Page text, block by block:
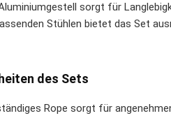
sorgt für
Stühlen bietet das Set
des Sets
Rope sorgt für